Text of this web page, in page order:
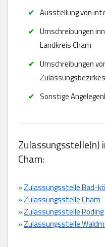
Ausstellung von
Umschreibungen
Landkreis Cham
Umschreibungen
Sonstige
Zulassungsstelle(n)
Cham:
»Zulassungsstelle Bad-
»Zulassungsstelle Cham
»Zulassungsstelle Roding
»Zulassungsstelle